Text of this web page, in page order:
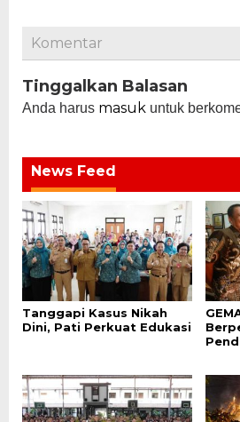
Komentar
Tinggalkan Balasan
Anda harus masuk untuk
News Feed
Tanggapi Kasus Nikah
Dini, Pati Perkuat Edukasi